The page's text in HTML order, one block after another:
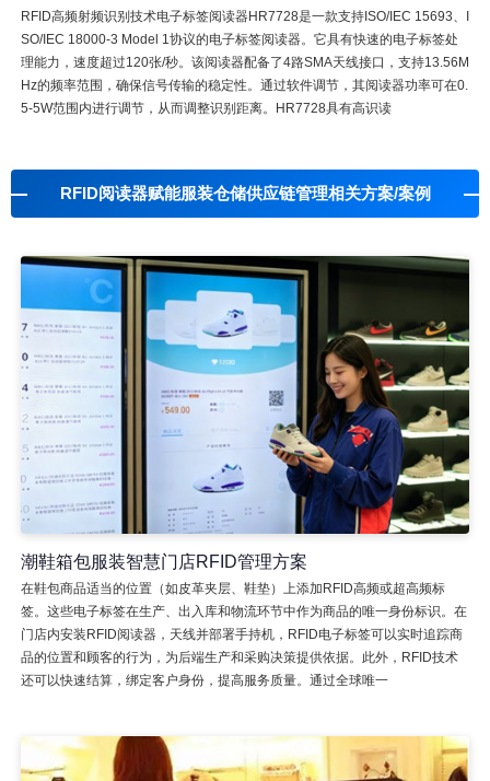
RFID高频射频识别技术电子标签阅读器HR7728是一款支持ISO/IEC 15693、I
SO/IEC 18000-3 Model 1协议的电子标签阅读器。它具有快速的电子标签处
理能力，速度超过120张/秒。该阅读器配备了4路SMA天线接口，支持13.56M
Hz的频率范围，确保信号传输的稳定性。通过软件调节，其阅读器功率可在0.
5-5W范围内进行调节，从而调整识别距离。HR7728具有高识读
RFID阅读器赋能服装仓储供应链管理相关方案/案例
潮鞋箱包服装智慧门店RFID管理方案
在鞋包商品适当的位置（如皮革夹层、鞋垫）上添加RFID高频或超高频标
签。这些电子标签在生产、出入库和物流环节中作为商品的唯一身份标识。在
门店内安装RFID阅读器，天线并部署手持机，RFID电子标签可以实时追踪商
品的位置和顾客的行为，为后端生产和采购决策提供依据。此外，RFID技术
还可以快速结算，绑定客户身份，提高服务质量。通过全球唯一